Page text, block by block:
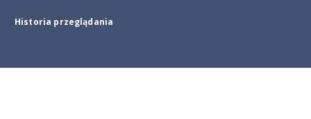
Historia przeglądania